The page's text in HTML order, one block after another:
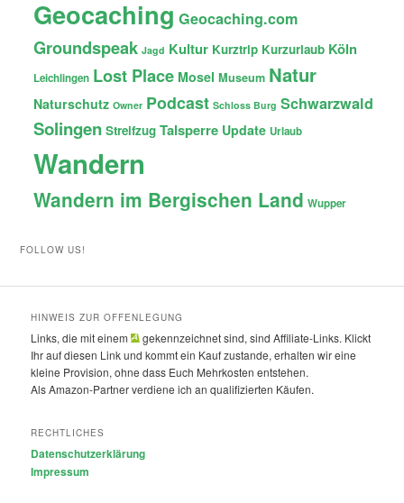
Geocaching Geocaching.com
Groundspeak Jagd Kultur Kurztrip Kurzurlaub Köln
Leichlingen Lost Place Mosel Museum Natur
Naturschutz Owner Podcast Schloss Burg Schwarzwald
Solingen Streifzug Talsperre Update Urlaub
Wandern
Wandern im Bergischen Land Wupper
FOLLOW US!
HINWEIS ZUR OFFENLEGUNG
Links, die mit einem
gekennzeichnet sind, sind Affiliate-Links. Klickt
Ihr auf diesen Link und kommt ein Kauf zustande, erhalten wir eine
kleine Provision, ohne dass Euch Mehrkosten entstehen.
Als Amazon-Partner verdiene ich an qualifizierten Käufen.
RECHTLICHES
Datenschutzerklärung
Impressum